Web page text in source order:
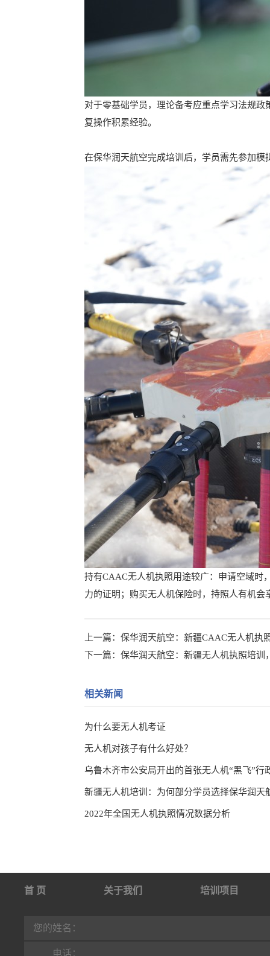
对于零基础学员，理论备考应重点学习法规
复操作积累经验。
在保华润天航空完成培训后，学员需先参加
持有CAAC无人机执照用途较广：申请空域时
力的证明；购买无人机保险时，持照人有机
上一篇： 保华润天航空：新疆CAAC无人机执
下一篇： 保华润天航空：新疆无人机执照培训
相关新闻
为什么要无人机考证
无人机对孩子有什么好处？
乌鲁木齐市公安局开出的首张无人机“黑飞”行
新疆无人机培训：为何部分学员选择保华润天
2022年全国无人机执照情况数据分析
首 页 关于我们 培训项目
行业动态
您的姓名：
电话：